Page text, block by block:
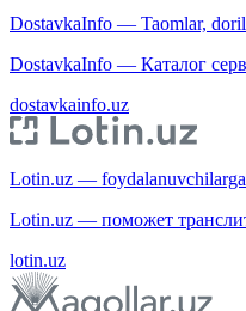
DostavkaInfo — Taomlar,
DostavkaInfo — Каталог
dostavkainfo.uz
Lotin.uz — foydalanuvchilarga
Lotin.uz — поможет
lotin.uz